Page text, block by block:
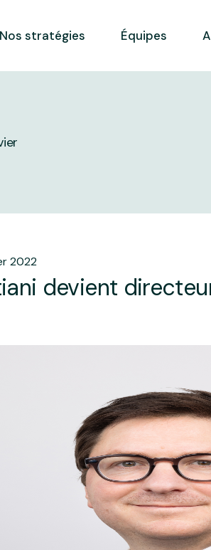
Nos stratégies Équipes
2022
devient